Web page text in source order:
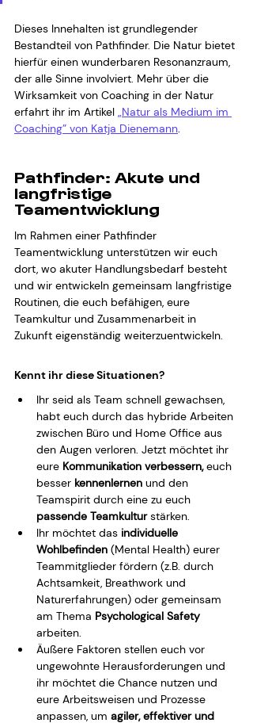
Dieses Innehalten ist grundlegender
Bestandteil von Pathfinder. Die Natur bietet
hierfür einen wunderbaren Resonanzraum,
der alle Sinne involviert. Mehr über die
Wirksamkeit von Coaching in der Natur
erfahrt ihr im Artikel „Natur als Medium im
Coaching” von Katja Dienemann.
Pathfinder: Akute und
langfristige
Teamentwicklung
Im Rahmen einer Pathfinder
Teamentwicklung unterstützen wir euch
dort, wo akuter Handlungsbedarf besteht
und wir entwickeln gemeinsam langfristige
Routinen, die euch befähigen, eure
Teamkultur und Zusammenarbeit in
Zukunft eigenständig weiterzuentwickeln.
Kennt ihr diese Situationen?
Ihr seid als Team schnell gewachsen,
habt euch durch das hybride Arbeiten
zwischen Büro und Home Office aus
den Augen verloren. Jetzt möchtet ihr
eure Kommunikation verbessern, euch
besser kennenlernen und den
Teamspirit durch eine zu euch
passende Teamkultur stärken.
Ihr möchtet das individuelle
Wohlbefinden (Mental Health) eurer
Teammitglieder fördern (z.B. durch
Achtsamkeit, Breathwork und
Naturerfahrungen) oder gemeinsam
am Thema Psychological Safety
arbeiten.
Äußere Faktoren stellen euch vor
ungewohnte Herausforderungen und
ihr möchtet die Chance nutzen und
eure Arbeitsweisen und Prozesse
anpassen, um agiler, effektiver und